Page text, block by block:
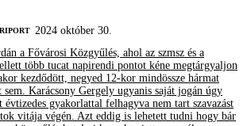
2024 október 30.
a Fővárosi Közgyűlés, ahol az szmsz és a
több tucat napirendi pontot kéne megtárgyaljon
kezdődött, negyed 12-kor mindössze hármat
Karácsony Gergely ugyanis saját jogán úgy
gyakorlattal felhagyva nem tart szavazást
vitája végén. Azt eddig is lehetett tudni hogy bár